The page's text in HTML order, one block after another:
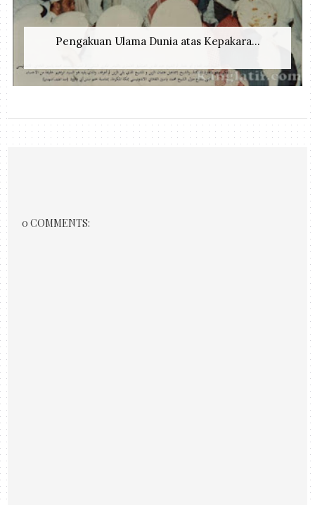
Pengakuan Ulama Dunia atas Kepakara...
0 COMMENTS: